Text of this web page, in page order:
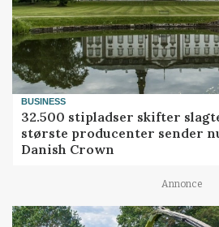
BUSINESS
32.500 stipladser skifter
største producenter sender
Danish Crown
Annonce